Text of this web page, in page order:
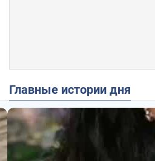
Главные истории дня